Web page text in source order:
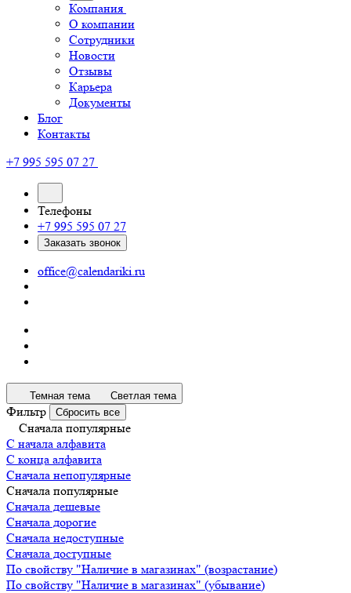
Компания
О компании
Сотрудники
Новости
Отзывы
Карьера
Документы
Блог
Контакты
+7 995 595 07 27
Телефоны
+7 995 595 07 27
Заказать звонок
office@calendariki.ru
Темная тема Светлая тема
Фильтр Сбросить все
Сначала популярные
С начала алфавита
С конца алфавита
Сначала непопулярные
Сначала популярные
Сначала дешевые
Сначала дорогие
Сначала недоступные
Сначала доступные
По свойству "Наличие в магазинах" (возрастание)
По свойству "Наличие в магазинах" (убывание)